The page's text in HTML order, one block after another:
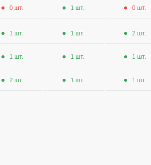
0 шт. 1 шт. 0 шт.
1 шт. 1 шт. 2 шт.
1 шт. 1 шт. 1 шт.
2 шт. 1 шт. 1 шт.